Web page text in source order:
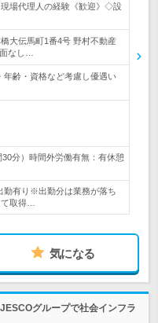
場代理人の経験《歓迎》◇設
大伝馬町1番4号 野村不動産
なし…
齢・資格など考慮し優遇い
分）時間外労働有無：有休憩
勤有り※出勤分は業務が落ち
取得…
気になる
グループで社会インフラ